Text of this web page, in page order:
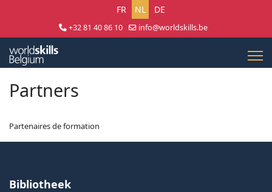
Selecteer uw taal
FR NL DE
+32 81 40 86 10
info@worldskills.be
Partners
Partenaires de formation
Bibliotheek